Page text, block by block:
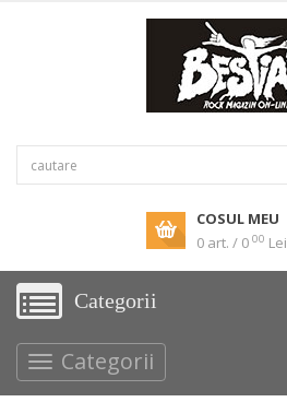
COSUL MEU
0 art. / 0 00 Lei
Categorii
Categorii